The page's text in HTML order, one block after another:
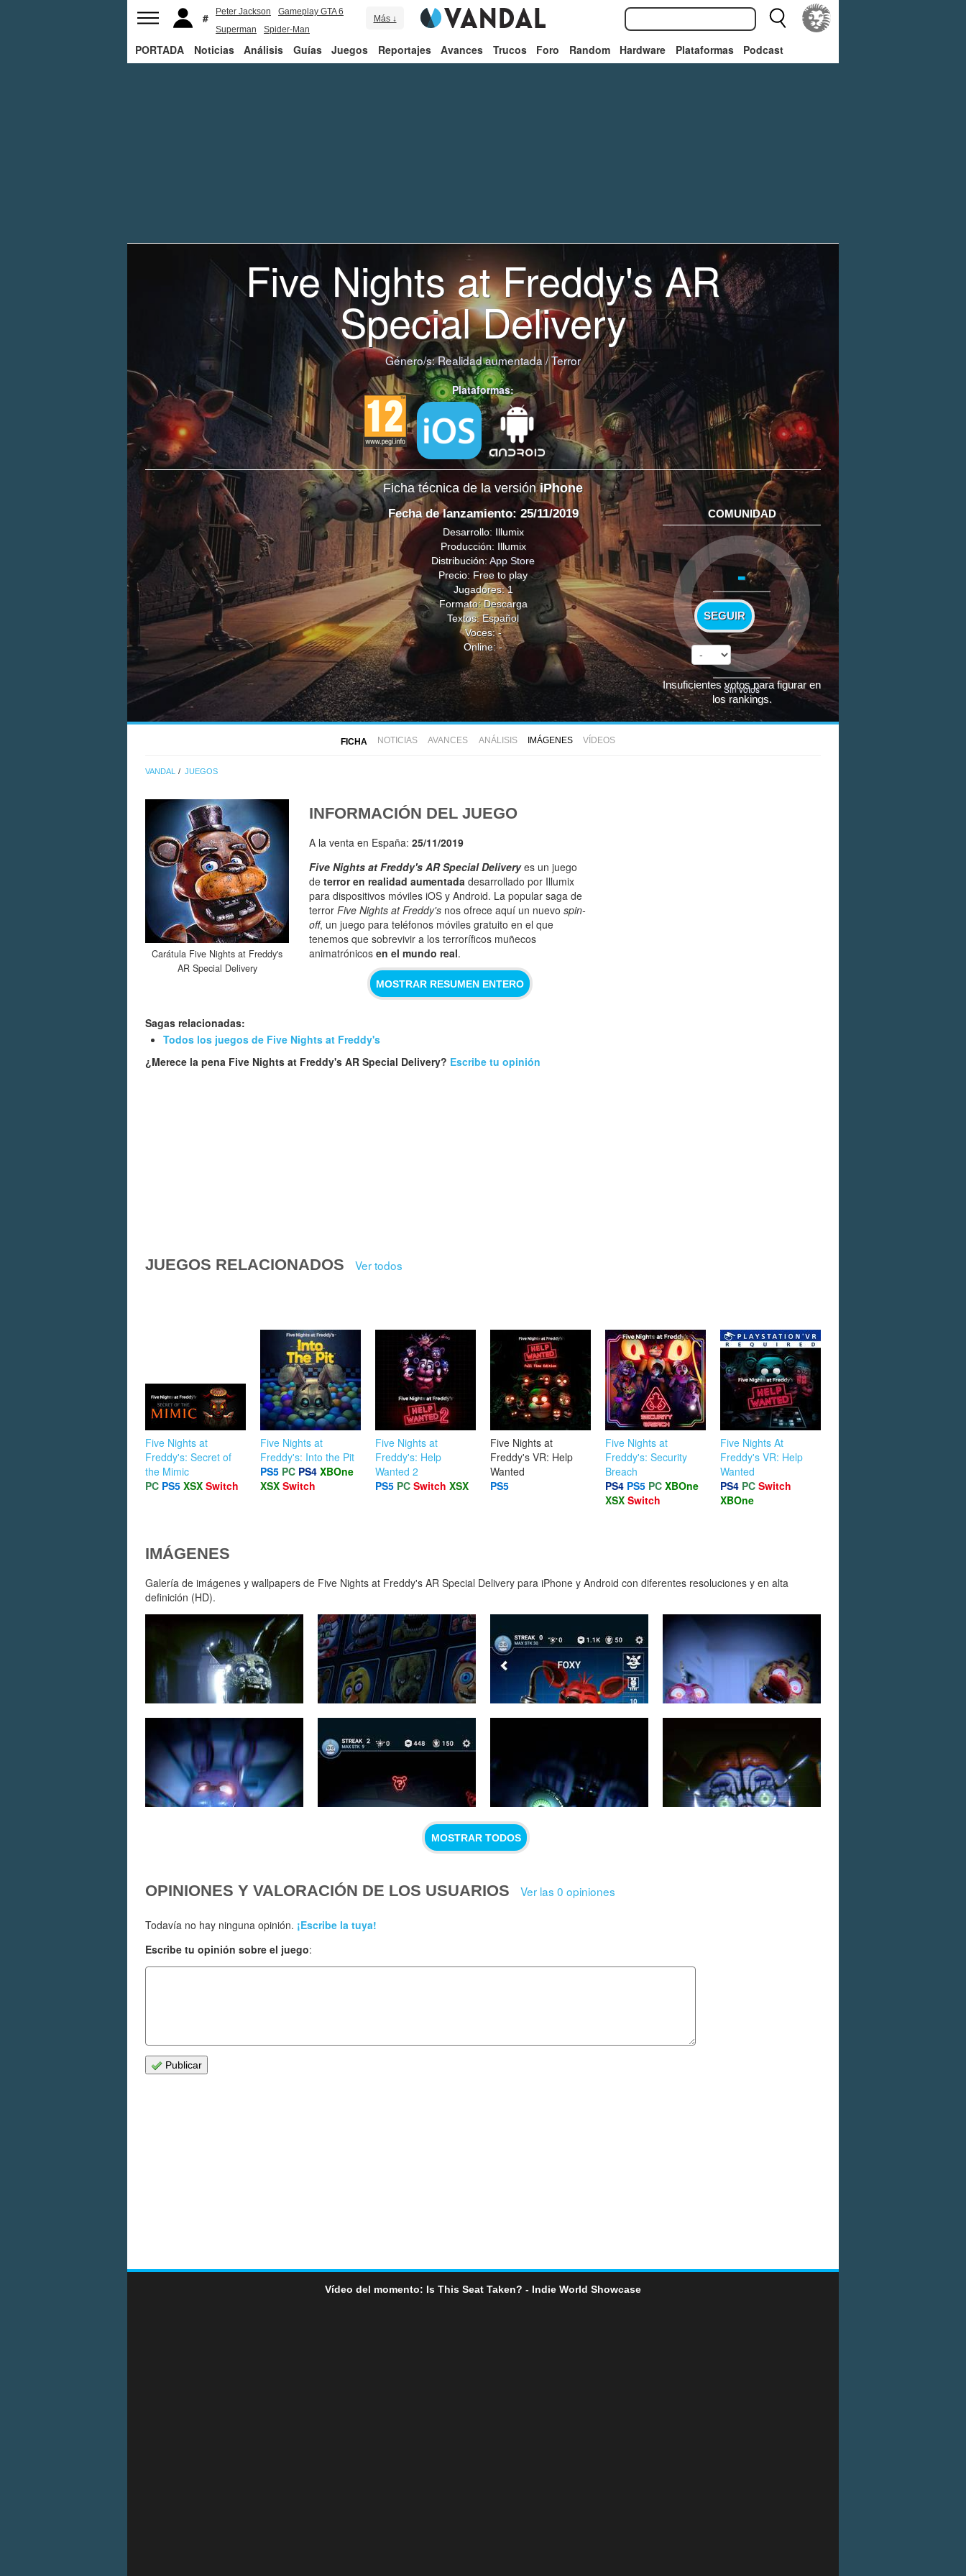
Peter Jackson
Gameplay GTA 6
Superman
Spider-Man
Más ↓
PORTADA Noticias Análisis Guías Juegos Reportajes Avances Trucos Foro Random Hardware Plataformas Podcast
Five Nights at Freddy's AR
Special Delivery
Género/s:Realidad aumentada/Terror
Plataformas:
Ficha técnica de la versióniPhone
Fecha de lanzamiento: 25/11/2019
Desarrollo: Illumix
Producción: Illumix
Distribución: App Store
Precio: Free to play
Jugadores: 1
Formato: Descarga
Textos: Español
Voces: -
Online: -
COMUNIDAD
-
SEGUIR
Sin votos
Insuficientes votos para figurar en
los rankings.
FICHA NOTICIAS AVANCES ANÁLISIS IMÁGENES VÍDEOS
VANDAL JUEGOS
Carátula Five Nights at Freddy's
AR Special Delivery
INFORMACIÓN DEL JUEGO
A la venta en España: 25/11/2019
Five Nights at Freddy's AR Special Deliveryes un juego
de terror en realidad aumentada desarrollado por Illumix
para dispositivos móviles iOS y Android. La popular saga de
terror Five Nights at Freddy's nos ofrece aquí un nuevo spin-
off, un juego para teléfonos móviles gratuito en el que
tenemos que sobrevivir a los terroríficos muñecos
animatrónicos en el mundo real.
MOSTRAR RESUMEN ENTERO
Sagas relacionadas:
Todos los juegos de Five Nights at Freddy's
¿Merece la pena Five Nights at Freddy's AR Special Delivery? Escribe tu opinión
JUEGOS RELACIONADOS Ver todos
Five Nights at
Freddy's: Secret of
the Mimic
PC PS5 XSX Switch
Five Nights at
Freddy's: Into the Pit
PS5 PC PS4 XBOne
XSX Switch
Five Nights at
Freddy's: Help
Wanted 2
PS5 PC Switch XSX
Five Nights at
Freddy's VR: Help
Wanted
PS5
Five Nights at
Freddy's: Security
Breach
PS4 PS5 PC XBOne
XSX Switch
Five Nights At
Freddy's VR: Help
Wanted
PS4 PC Switch
XBOne
IMÁGENES
Galería de imágenes y wallpapers de Five Nights at Freddy's AR Special Delivery para iPhone y Android con diferentes resoluciones y en alta
definición (HD).
MOSTRAR TODOS
OPINIONES Y VALORACIÓN DE LOS USUARIOS Ver las 0 opiniones
Todavía no hay ninguna opinión. ¡Escribe la tuya!
Escribe tu opinión sobre el juego:
Publicar
Vídeo del momento: Is This Seat Taken? - Indie World Showcase